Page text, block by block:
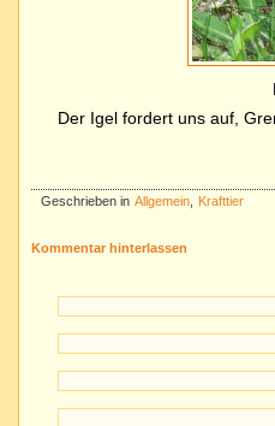
Der Igel fordert uns auf,
Geschrieben in Allgemein, Krafttier
Kommentar hinterlassen